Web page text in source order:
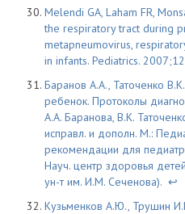
Melendi GA, Laham FR,
the respiratory tract during
metapneumovirus,
in infants. Pediatrics.
Баранов А.А., Таточенко
ребенок. Протоколы
А.А. Баранова, В.К.
исправл. и дополн. М.:
рекомендации для
Науч. центр здоровья
ун-т им. И.М. Сеченова). ↩
Кузьменков А.Ю., Трушин